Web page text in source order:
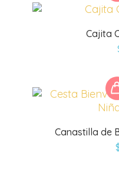
Cajita
Canastilla de